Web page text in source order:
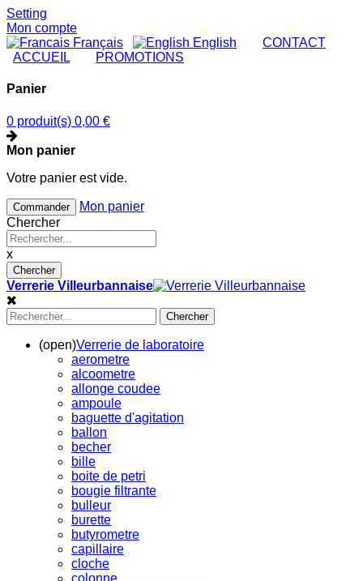
Setting
Mon compte
Français
English CONTACT
ACCUEIL
PROMOTIONS
Panier
0 produit(s) 0,00 €
Mon panier
Votre panier est vide.
Commander
Mon panier
Chercher
x
Chercher
Verrerie Villeurbannaise
Chercher
(open)Verrerie de laboratoire
aerometre
alcoometre
allonge coudee
ampoule
baguette d'agitation
ballon
becher
bille
boite de petri
bougie filtrante
bulleur
burette
butyrometre
capillaire
cloche
colonne